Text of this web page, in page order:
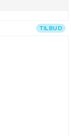
TILBUD